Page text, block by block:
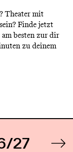
Theater mit
Finde jetzt
besten zur dir
zu deinem
27